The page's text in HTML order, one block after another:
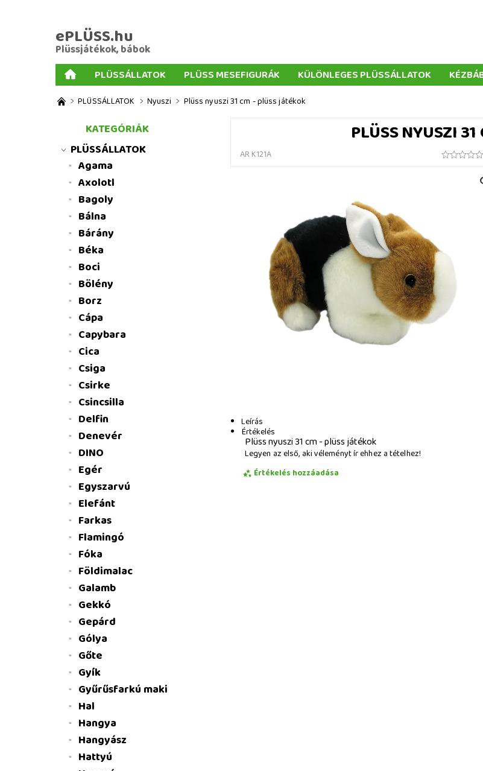
ePLÜSS.hu
Plüssjátékok, bábok
PLÜSSÁLLATOK PLÜSS MESEFIGURÁK KÜLÖNLEGES PLÜSSÁLLATOK
AJÁNDÉKOK PLÜSSÖKHÖZ
MENNYISÉGI KEDVEZMÉNYEK
ÜZLETI FELTÉTELEK
PLÜSSÁLLATOK Nyuszi Plüss nyuszi 31 cm - plüss játékok
PLÜSS NYUSZI
AR K121A
Leírás
Értékelés
Plüss nyuszi 31 cm - plüss játékok
Legyen az első, aki véleményt ír ehhez a tételhez!
Értékelés hozzáadása
KATEGÓRIÁK
PLÜSSÁLLATOK
Agama
Axolotl
Bagoly
Bálna
Bárány
Béka
Boci
Bölény
Borz
Cápa
Capybara
Cica
Csiga
Csirke
Csincsilla
Delfin
Denevér
DINO
Egér
Egyszarvú
Elefánt
Farkas
Flamingó
Fóka
Földimalac
Galamb
Gekkó
Gepárd
Gólya
Gőte
Gyík
Gyűrűsfarkú maki
Hal
Hangya
Hangyász
Hattyú